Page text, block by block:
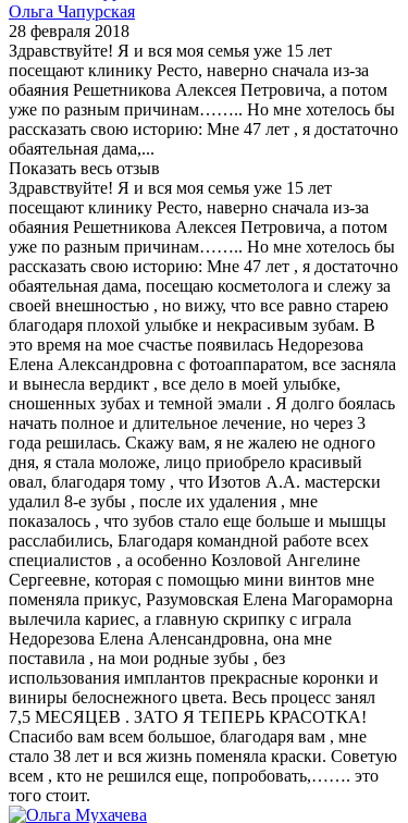
Ольга Чапурская
28 февраля 2018
Здравствуйте! Я и вся моя семья уже 15 лет
посещают клинику Ресто, наверно сначала из-за
обаяния Решетникова Алексея Петровича, а потом
уже по разным причинам…….. Но мне хотелось бы
рассказать свою историю: Мне 47 лет , я достаточно
обаятельная дама,...
Показать весь отзыв
Здравствуйте! Я и вся моя семья уже 15 лет
посещают клинику Ресто, наверно сначала из-за
обаяния Решетникова Алексея Петровича, а потом
уже по разным причинам…….. Но мне хотелось бы
рассказать свою историю: Мне 47 лет , я достаточно
обаятельная дама, посещаю косметолога и слежу за
своей внешностью , но вижу, что все равно старею
благодаря плохой улыбке и некрасивым зубам. В
это время на мое счастье появилась Недорезова
Елена Александровна с фотоаппаратом, все засняла
и вынесла вердикт , все дело в моей улыбке,
сношенных зубах и темной эмали . Я долго боялась
начать полное и длительное лечение, но через 3
года решилась. Скажу вам, я не жалею не одного
дня, я стала моложе, лицо приобрело красивый
овал, благодаря тому , что Изотов А.А. мастерски
удалил 8-е зубы , после их удаления , мне
показалось , что зубов стало еще больше и мышцы
расслабились, Благодаря командной работе всех
специалистов , а особенно Козловой Ангелине
Сергеевне, которая с помощью мини винтов мне
поменяла прикус, Разумовская Елена Магораморна
вылечила кариес, а главную скрипку с играла
Недорезова Елена Аленсандровна, она мне
поставила , на мои родные зубы , без
использования имплантов прекрасные коронки и
виниры белоснежного цвета. Весь процесс занял
7,5 МЕСЯЦЕВ . ЗАТО Я ТЕПЕРЬ КРАСОТКА!
Спасибо вам всем большое, благодаря вам , мне
стало 38 лет и вся жизнь поменяла краски. Советую
всем , кто не решился еще, попробовать,……. это
того стоит.